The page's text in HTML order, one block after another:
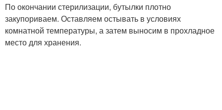
По окончании стерилизации, бутылки плотно
закупориваем. Оставляем остывать в условиях
комнатной температуры, а затем выносим в прохладное
место для хранения.